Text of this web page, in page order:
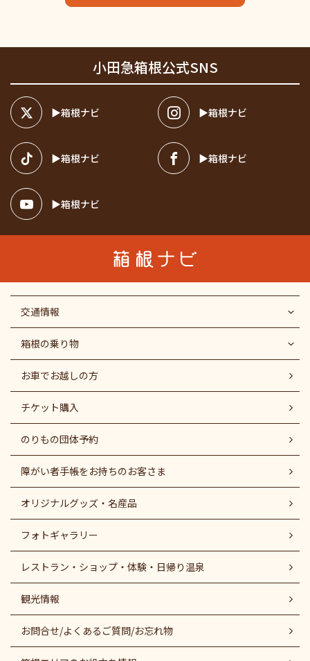
小田急箱根公式SNS
箱根ナビ 箱根ナビ
箱根ナビ 箱根ナビ
箱根ナビ
交通情報
箱根の乗り物
お車でお越しの方
チケット購入
のりもの団体予約
障がい者⼿帳をお持ちのお客さま
オリジナルグッズ・名産品
フォトギャラリー
レストラン・ショップ・体験・日帰り温泉
観光情報
お問合せ/よくあるご質問/お忘れ物